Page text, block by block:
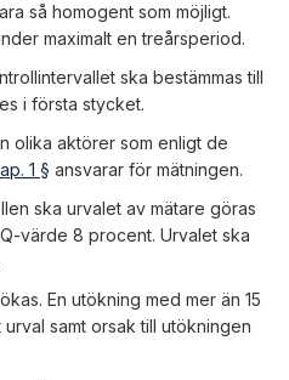
så homogent som möjligt.
maximalt en treårsperiod.
ska bestämmas till
i första stycket.
olika aktörer som enligt de
1 § ansvarar för mätningen.
ska urvalet av mätare göras
värde 8 procent. Urvalet ska
En utökning med mer än 15
samt orsak till utökningen